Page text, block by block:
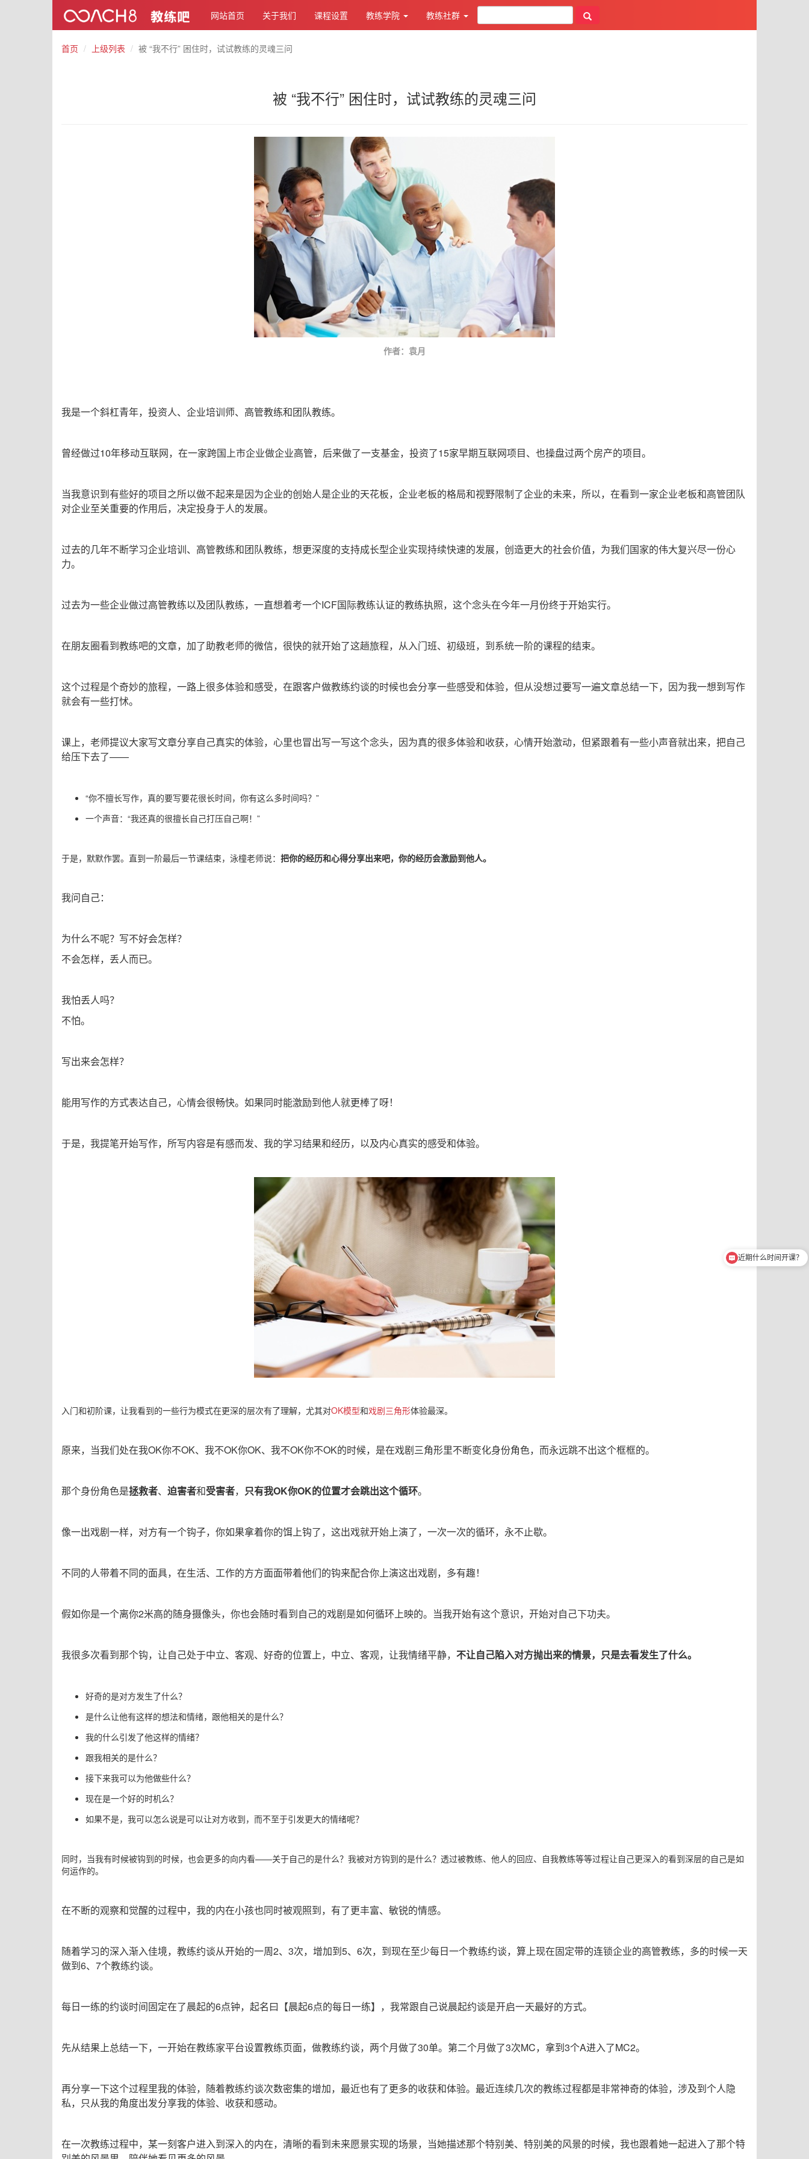
网站首页 关于我们 课程设置 教练学院 教练社群
首页 上级列表 被 “我不行” 困住时，试试教练的灵魂三问
被 “我不行” 困住时，试试教练的灵魂三问
作者：袁月
我是一个斜杠青年，投资人、企业培训师、高管教练和团队教练。
曾经做过10年移动互联网，在一家跨国上市企业做企业高管，后来做了一支基金，投资了15家早期互联网项目、也操盘过两个房产的项目。
当我意识到有些好的项目之所以做不起来是因为企业的创始人是企业的天花板，企业老板的格局和视野限制了企业的未来，所以，在看到一家企业老板和高管团队
对企业至关重要的作用后，决定投身于人的发展。
过去的几年不断学习企业培训、高管教练和团队教练，想更深度的支持成长型企业实现持续快速的发展，创造更大的社会价值，为我们国家的伟大复兴尽一份心
力。
过去为一些企业做过高管教练以及团队教练，一直想着考一个ICF国际教练认证的教练执照，这个念头在今年一月份终于开始实行。
在朋友圈看到教练吧的文章，加了助教老师的微信，很快的就开始了这趟旅程，从入门班、初级班，到系统一阶的课程的结束。
这个过程是个奇妙的旅程，一路上很多体验和感受，在跟客户做教练约谈的时候也会分享一些感受和体验，但从没想过要写一遍文章总结一下，因为我一想到写作
就会有一些打怵。
课上，老师提议大家写文章分享自己真实的体验，心里也冒出写一写这个念头，因为真的很多体验和收获，心情开始激动，但紧跟着有一些小声音就出来，把自己
给压下去了——
“你不擅长写作，真的要写要花很长时间，你有这么多时间吗？”
一个声音：“我还真的很擅长自己打压自己啊！”
于是， 默默作罢。 直到一阶最后一节课结束， 泳橦老师说： 把你的经历和心得分享出来吧，你的经历会激励到他人。
我问自己：
为什么不呢？写不好会怎样？
不会怎样，丢人而已。
我怕丢人吗？
不怕。
写出来会怎样？
能用写作的方式表达自己，心情会很畅快。如果同时能激励到他人就更棒了呀！
于是，我提笔开始写作，所写内容是有感而发、我的学习结果和经历，以及内心真实的感受和体验。
入门和初阶课，让我看到的一些行为模式在更深的层次有了理解，尤其对OK模型和戏剧三角形体验最深。
原来，当我们处在我OK你不OK、我不OK你OK、我不OK你不OK的时候，是在戏剧三角形里不断变化身份角色，而永远跳不出这个框框的。
那个身份角色是拯救者、 迫害者和受害者， 只有我OK你OK的位置才会跳出这个循环。
像一出戏剧一样，对方有一个钩子，你如果拿着你的饵上钩了，这出戏就开始上演了，一次一次的循环，永不止歇。
不同的人带着不同的面具，在生活、工作的方方面面带着他们的钩来配合你上演这出戏剧，多有趣！
假如你是一个离你2米高的随身摄像头，你也会随时看到自己的戏剧是如何循环上映的。 当我开始有这个意识，开始对自己下功夫。
我很多次看到那个钩，让自己处于中立、客观、好奇的位置上，中立、客观，让我情绪平静， 不让自己陷入对方抛出来的情景，只是去看发生了什么。
好奇的是对方发生了什么？
是什么让他有这样的想法和情绪，跟他相关的是什么？
我的什么引发了他这样的情绪？
跟我相关的是什么？
接下来我可以为他做些什么？
现在是一个好的时机么？
如果不是，我可以怎么说是可以让对方收到，而不至于引发更大的情绪呢？
同时，当我有时候被钩到的时候，也会更多的向内看——关于自己的是什么？我被对方钩到的是什么？透过被教练、他人的回应、自我教练等等过程让自己更深入的看到深层的自己是如
何运作的。
在不断的观察和觉醒的过程中，我的内在小孩也同时被观照到，有了更丰富、敏锐的情感。
随着学习的深入渐入佳境，教练约谈从开始的一周2、3次，增加到5、6次，到现在至少每日一个教练约谈，算上现在固定带的连锁企业的高管教练，多的时候一天
做到6、7个教练约谈。
每日一练的约谈时间固定在了晨起的6点钟，起名曰【晨起6点的每日一练】，我常跟自己说晨起约谈是开启一天最好的方式。
先从结果上总结一下，一开始在教练家平台设置教练页面，做教练约谈，两个月做了30单。第二个月做了3次MC，拿到3个A进入了MC2。
再分享一下这个过程里我的体验，随着教练约谈次数密集的增加，最近也有了更多的收获和体验。 最近连续几次的教练过程都是非常神奇的体验，涉及到个人隐
私，只从我的角度出发分享我的体验、收获和感动。
在一次教练过程中，某一刻客户进入到深入的内在，清晰的看到未来愿景实现的场景，当她描述那个特别美、特别美的风景的时候，我也跟着她一起进入了那个特
想了解ICF认证教练课程